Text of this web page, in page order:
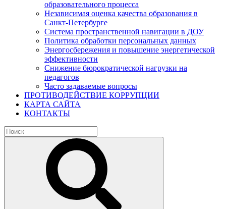
образовательного процесса
Независимая оценка качества образования в
Санкт-Петербурге
Система пространственной навигации в ДОУ
Политика обработки персональных данных
Энергосбережения и повышение энергетической
эффективности
Снижение бюрократической нагрузки на
педагогов
Часто задаваемые вопросы
ПРОТИВОДЕЙСТВИЕ КОРРУПЦИИ
КАРТА САЙТА
КОНТАКТЫ